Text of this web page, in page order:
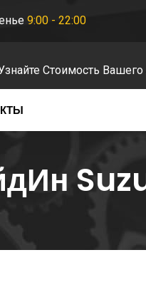
9:00 - 22:00
Стоимость